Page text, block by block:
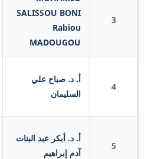
3
SALISSOU BONI
Rabiou
MADOUGOU
4
أ. د. صباح علي
السليمان
5
أ. د. أبكر عبد البنات
آدم إبراهيم